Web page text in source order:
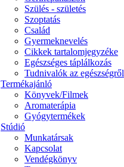
Szülés - születés
Szoptatás
Család
Gyermeknevelés
Cikkek tartalomjegyzéke
Egészséges táplálkozás
Tudnivalók az egészségről
Termékajánló
Könyvek/Filmek
Aromaterápia
Gyógytermékek
Stúdió
Munkatársak
Kapcsolat
Vendégkönyv